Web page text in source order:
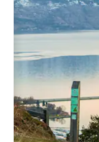
със стрелки